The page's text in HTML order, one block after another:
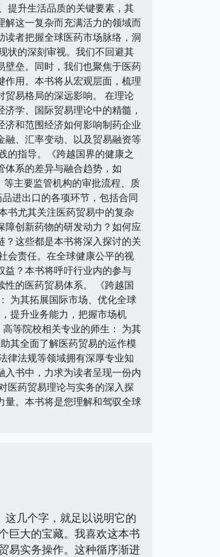
提升生活品质的关键要素，其
这一复杂而充满活力的领域而
者把握全球医药市场脉络，洞
状的深刻审视。我们不回避其
壁垒。同时，我们也聚焦于医药
用。本书将从宏观层面，梳理
易格局的深远影响。 在理论
学、国际贸易理论中的精髓，
和范围经济如何影响制药企业
融、汇率变动、以及贸易融资等
的指导。《跨越国界的健康之
系的差异与融合趋势，如
主要监管机构的审批流程、质
进出口的各项环节，包括合同
书尤其关注医药贸易中的复杂
障创新药物的研发动力？如何应
这些都是本书将深入探讨的关
会责任。在全球健康公平的视
益？本书将呼吁行业内的参与
的医药贸易体系。 《跨越国
为其拓展国际市场、优化全球
提升业务能力，把握市场机
等院校相关专业的师生： 为其
其全面了解医药贸易的运作模
律法规等领域拥有深厚专业知
书中，力求为读者呈现一份内
医药贸易理论与实务的深入探
量。本书将是您理解和驾驭全球
这几个字，就足以说明它的
巨大的宝藏。我喜欢这本书
易实务操作。这种循序渐进